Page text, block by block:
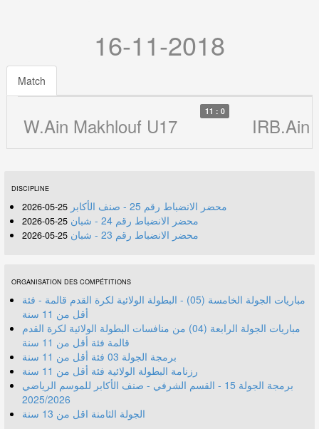
16-11-2018
Match
W.Ain Makhlouf U17
11 : 0
IRB.Ain
DISCIPLINE
محضر الانضباط رقم 25 - صنف الأكابر 25-05-2026
محضر الانضباط رقم 24 - شبان 25-05-2026
محضر الانضباط رقم 23 - شبان 25-05-2026
ORGANISATION DES COMPÉTITIONS
مباريات الجولة الخامسة (05) - البطولة الولائية لكرة القدم قالمة - فئة
أقل من 11 سنة
مباريات الجولة الرابعة (04) من منافسات البطولة الولائية لكرة القدم
قالمة فئة أقل من 11 سنة
برمجة الجولة 03 فئة أقل من 11 سنة
رزنامة البطولة الولائية فئة أقل من 11 سنة
برمجة الجولة 15 - القسم الشرفي - صنف الأكابر للموسم الرياضي
2025/2026
الجولة الثامنة اقل من 13 سنة